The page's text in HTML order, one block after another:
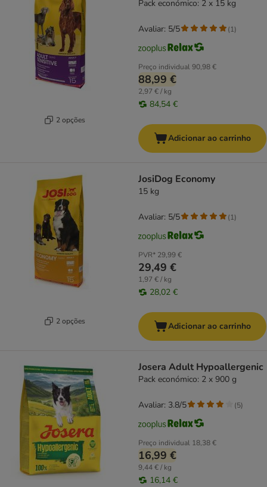
2 opções
Pack económico: 2 x 15 kg
Preço individual90,98 €
88,99 €
2,97 € / kg
84,54 €
Avaliar: 5/5 (1)
Adicionar ao carrinho
2 opções
JosiDog Economy
15 kg
PVR* 29,99 €
29,49 €
1,97 € / kg
28,02 €
Avaliar: 5/5 (1)
Adicionar ao carrinho
Josera Adult Hypoallergenic
Pack económico: 2 x 900 g
Preço individual 18,38 €
16,99 €
9,44 € / kg
16,14 €
Avaliar: 3.8/5 (5)